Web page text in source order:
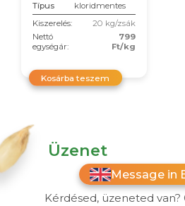
Típus
kloridmentes
Kiszerelés:
20 kg/zsák
Nettó
egységár:
799
Ft/kg
Kosárba teszem
Üzenet
Message in
Kérdésed, üzeneted van?